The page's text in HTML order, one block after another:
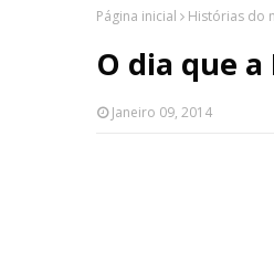
Página inicial Histórias do
O dia que
Janeiro 09, 2014